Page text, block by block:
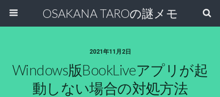
OSAKANA TAROの謎メモ
2021年11月2日
Windows版BookLiveアプリが起
動しない場合の対処方法